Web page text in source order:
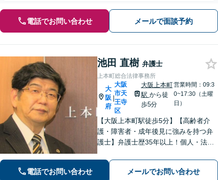
電話でお問い合わせ メールで面談予約
池田 直樹 弁護士
上本町総合法律事務所
大
阪
府
|
大阪
市天
王寺
区
大阪上本町
駅 から徒
歩5分
営業時間：09:3
0~17:30（土曜
日）
【大阪上本町駅徒歩5分】【高齢者介
護・障害者・成年後見に強みを持つ弁
護士】弁護士歴35年以上！個人・法人
い、解決へと導きます。私たちが必ず
あなたの力になりますので、お気軽に
電話でお問い合わせ メールでお問い合わせ